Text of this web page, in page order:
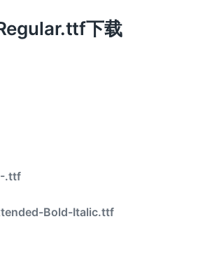
下载
.ttf
Bold-Italic.ttf